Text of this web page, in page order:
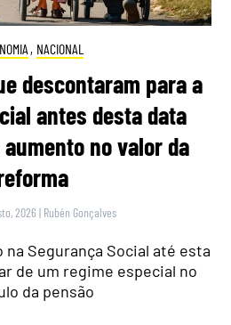
, NACIONAL
descontaram para a
antes desta data
no valor da
2026 | Rubén Gonçalves
Segurança Social até esta
de um regime especial no
da pensão